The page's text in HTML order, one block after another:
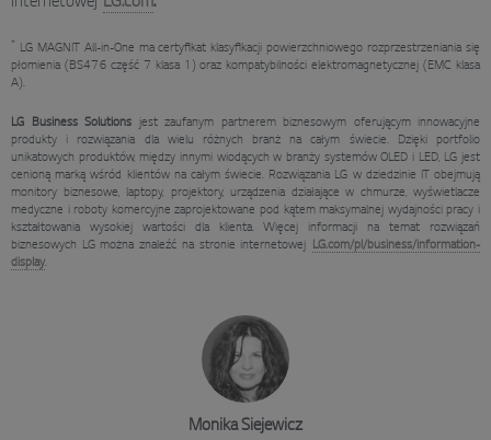
*
LG MAGNIT All-in-One ma certyfikat klasyfikacji powierzchniowego rozprzestrzeniania się
płomienia (BS476 część 7 klasa 1) oraz kompatybilności elektromagnetycznej (EMC klasa
A).
LG Business Solutions jest zaufanym partnerem biznesowym oferującym innowacyjne
produkty i rozwiązania dla wielu różnych branż na całym świecie. Dzięki portfolio
unikatowych produktów, między innymi wiodących w branży systemów OLED i LED, LG jest
cenioną marką wśród klientów na całym świecie. Rozwiązania LG w dziedzinie IT obejmują
monitory biznesowe, laptopy, projektory, urządzenia działające w chmurze, wyświetlacze
medyczne i roboty komercyjne zaprojektowane pod kątem maksymalnej wydajności pracy i
kształtowania wysokiej wartości dla klienta. Więcej informacji na temat rozwiązań
biznesowych LG można znaleźć na stronie internetowej
LG.com/pl/business/information-
display.
Monika Siejewicz